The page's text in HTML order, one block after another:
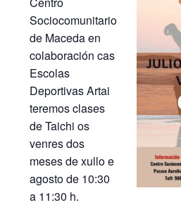
Sociocomunitario
de Maceda en
colaboración cas
Escolas
Deportivas Artai
teremos clases
de Taichi os
venres dos
meses de xullo e
agosto de 10:30
a 11:30 h.